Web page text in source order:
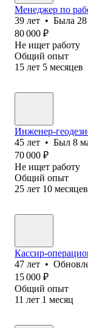
Менеджер по
39 лет • Была
80 000 ₽
Не ищет работу
Общий опыт
15 лет 5 месяцев
Инженер-
45 лет • Был 8
70 000 ₽
Не ищет работу
Общий опыт
25 лет 10 месяцев
Кассир-
47 лет •
15 000 ₽
Общий опыт
11 лет 1 месяц